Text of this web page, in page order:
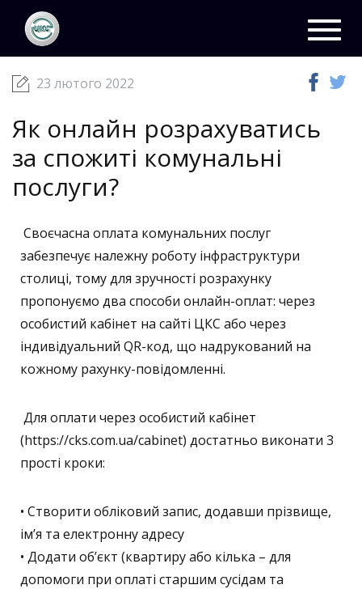
ЦКС
23 лютого 2022
Як онлайн розрахуватись
за спожиті комунальні
послуги?
Своєчасна оплата комунальних послуг
забезпечує належну роботу інфраструктури
столиці, тому для зручності розрахунку
пропонуємо два способи онлайн-оплат: через
особистий кабінет на сайті ЦКС або через
індивідуальний QR-код, що надрукований на
кожному рахунку-повідомленні.
Для оплати через особистий кабінет
(https://cks.com.ua/cabinet) достатньо виконати 3
прості кроки:
• Створити обліковий запис, додавши прізвище,
ім’я та електронну адресу
• Додати об’єкт (квартиру або кілька – для
допомоги при оплаті старшим сусідам та